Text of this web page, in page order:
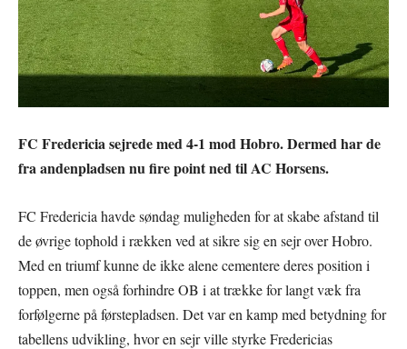
FC Fredericia sejrede med 4-1 mod Hobro. Dermed har de
fra andenpladsen nu fire point ned til AC Horsens.
FC Fredericia havde søndag muligheden for at skabe afstand til
de øvrige tophold i rækken ved at sikre sig en sejr over Hobro.
Med en triumf kunne de ikke alene cementere deres position i
toppen, men også forhindre OB i at trække for langt væk fra
forfølgerne på førstepladsen. Det var en kamp med betydning for
tabellens udvikling, hvor en sejr ville styrke Fredericias